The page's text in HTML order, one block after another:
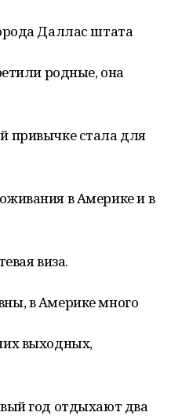
Даллас штата
родные, она
привычке стала для
в Америке и в
виза.
в Америке много
выходных,
год отдыхают два